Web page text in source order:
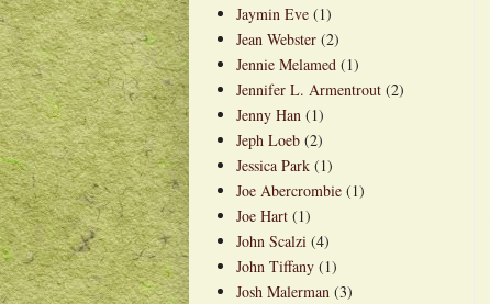
Jaymin Eve (1)
Jean Webster (2)
Jennie Melamed (1)
Jennifer L. Armentrout (2)
Jenny Han (1)
Jeph Loeb (2)
Jessica Park (1)
Joe Abercrombie (1)
Joe Hart (1)
John Scalzi (4)
John Tiffany (1)
Josh Malerman (3)